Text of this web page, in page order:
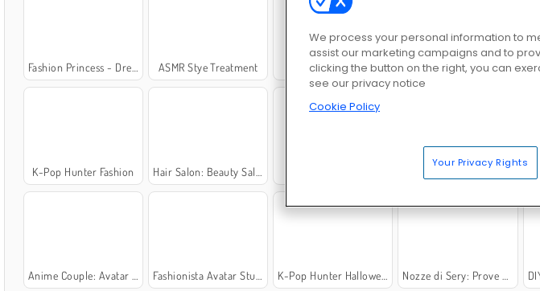
Fashion Princess - Dress Up for Girls ASMR Stye Treatment Extreme Makeover Billionaire Wife Dress Up Game
K-Pop Hunter Fashion Hair Salon: Beauty Salon Back to School Uniforms Edition
Anime Couple: Avatar Maker Fashionista Avatar Studio Dress Up K-Pop Hunter Halloween Fashion Nozze di Sery: Prove dell'abito DIY
We process your personal information to
assist our marketing campaigns and to
clicking the button on the right, you can
see our privacy notice
Cookie Policy
Your Privacy Rights